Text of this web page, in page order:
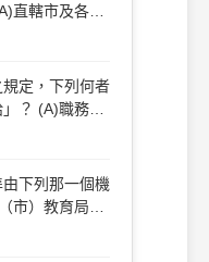
(C)大
定，下列何者
務加
給 (D)地域
下列那一個機